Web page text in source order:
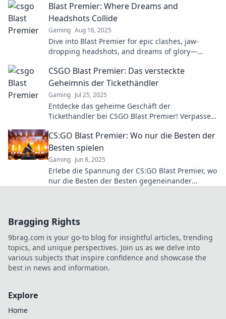
Blast Premier: Where Dreams and
Headshots Collide
Gaming Aug 16, 2025
Dive into Blast Premier for epic clashes, jaw-
dropping headshots, and dreams of glory—
unforgettable!
CSGO Blast Premier: Das versteckte
Geheimnis der Tickethändler
Gaming Jul 25, 2025
Entdecke das geheime Geschäft der
Tickethändler bei CSGO Blast Premier! Verpasse
CS:GO Blast Premier: Wo nur die Besten der
Besten spielen
Gaming Jun 8, 2025
Erlebe die Spannung der CS:GO Blast Premier, wo
nur die Besten der Besten gegeneinander
Bragging Rights
9brag.com is your go-to blog for insightful articles, trending
topics, and unique perspectives. Join us as we delve into
various subjects that inspire confidence and showcase the
best in news and information.
Explore
Home